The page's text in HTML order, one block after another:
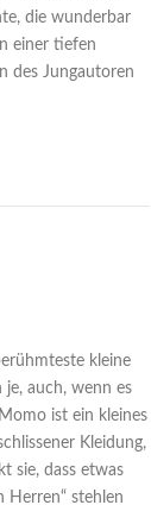
die wunderbar
einer tiefen
des Jungautoren
kleine
auch, wenn es
ist ein kleines
Kleidung,
sie, dass etwas
Herren“ stehlen